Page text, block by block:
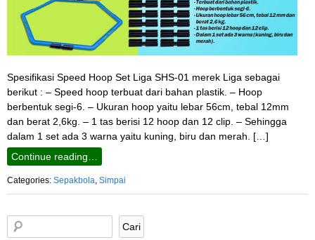
Spesifikasi Speed Hoop Set Liga SHS-01 merek Liga sebagai
berikut : – Speed hoop terbuat dari bahan plastik. – Hoop
berbentuk segi-6. – Ukuran hoop yaitu lebar 56cm, tebal 12mm
dan berat 2,6kg. – 1 tas berisi 12 hoop dan 12 clip. – Sehingga
dalam 1 set ada 3 warna yaitu kuning, biru dan merah. […]
Continue reading…
Categories: Sepakbola, Simpai